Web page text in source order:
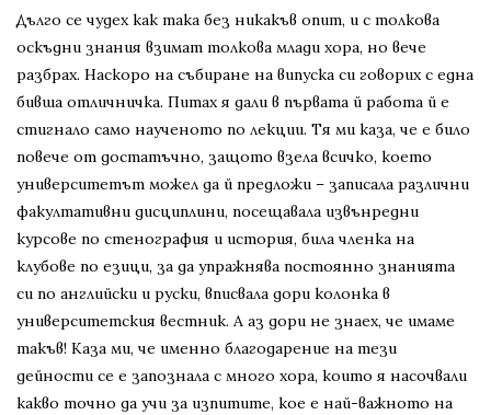
Дълго се чудех как така без никакъв опит, и с толкова
оскъдни знания взимат толкова млади хора, но вече
разбрах. Наскоро на събиране на випуска си говорих с една
бивша отличничка. Питах я дали в първата й работа й е
стигнало само наученото по лекции. Тя ми каза, че е било
повече от достатъчно, защото взела всичко, което
университетът можел да й предложи – записала различни
факултативни дисциплини, посещавала извънредни
курсове по стенография и история, била членка на
клубове по езици, за да упражнява постоянно знанията
си по английски и руски, вписвала дори колонка в
университетския вестник. А аз дори не знаех, че имаме
такъв! Каза ми, че именно благодарение на тези
дейности се е запознала с много хора, които я насочвали
какво точно да учи за изпитите, кое е най-важното на